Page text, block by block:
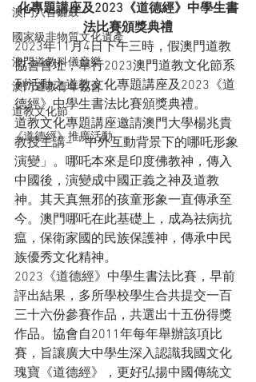
澳門八音鑼鼓
國家級非物質文化遺產
澳門道教科儀音樂
澳門道教青年協會
道教文化節
《道德經》推廣活動
化專題講座及2023《道德經》中學生書
法比賽頒獎典禮
2023年11月4日下午三時，假澳門道教
協會會址，舉行2023澳門道教文化節系
列活動之道教文化專題講座及2023《道
德經》中學生書法比賽頒獎典禮。
道教文化專題講座邀請澳門大學楊兆貴
教授主講–「中外互動背景下的哪吒形象
演變」。哪吒本來是印度佛教神，傳入
中國後，演變成中國正義之神及道教
神。其天真無邪的孩童形象一直傳承至
今。澳門哪吒在此基礎上，成為祛病抗
瘟，保衛家國的民族保護神，傳承中民
族優秀文化精神。
2023《道德經》中學生書法比賽，早前
評出結果，多所學校學生合共提交一百
三十六份參賽作品，共選出十五份得獎
作品。協會自2011年每年舉辦該項比
賽，旨讓廣大中學生深入認識我國文化
瑰寶《道德經》，更好弘揚中國傳統文